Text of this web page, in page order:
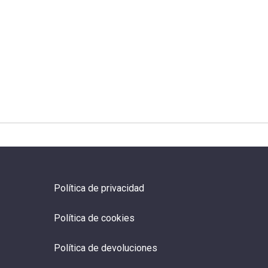
Política de privacidad
Política de cookies
Política de devoluciones